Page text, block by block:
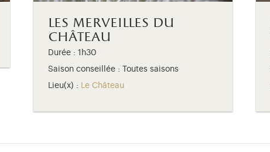
les merveilles du
château
Durée : 1h30
Saison conseillée : Toutes saisons
Lieu(x) :
Le Château